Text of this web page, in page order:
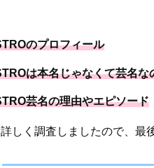
のプロフィール
は本名じゃなくて芸名な
芸名の理由やエピソード
しく調査しましたので、最